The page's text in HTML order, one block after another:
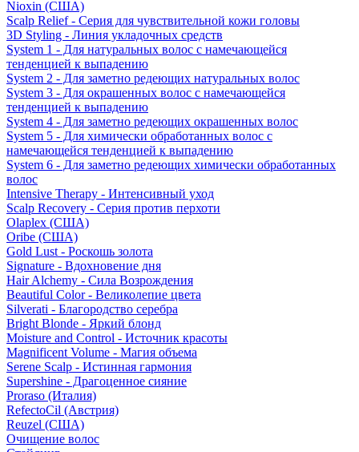
Nioxin (США)
Scalp Relief - Серия для чувствительной кожи головы
3D Styling - Линия укладочных средств
System 1 - Для натуральных волос с намечающейся
тенденцией к выпадению
System 2 - Для заметно редеющих натуральных волос
System 3 - Для окрашенных волос с намечающейся
тенденцией к выпадению
System 4 - Для заметно редеющих окрашенных волос
System 5 - Для химически обработанных волос с
намечающейся тенденцией к выпадению
System 6 - Для заметно редеющих химически обработанных
волос
Intensive Therapy - Интенсивный уход
Scalp Recovery - Серия против перхоти
Olaplex (США)
Oribe (США)
Gold Lust - Роскошь золота
Signature - Вдохновение дня
Hair Alchemy - Сила Возрождения
Beautiful Color - Великолепие цвета
Silverati - Благородство серебра
Bright Blonde - Яркий блонд
Moisture and Control - Источник красоты
Magnificent Volume - Магия объема
Serene Scalp - Истинная гармония
Supershine - Драгоценное сияние
Proraso (Италия)
RefectoCil (Австрия)
Reuzel (США)
Очищение волос